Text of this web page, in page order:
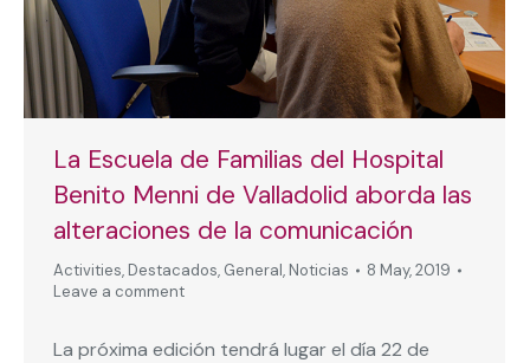
La Escuela de Familias del Hospital
Benito Menni de Valladolid aborda las
alteraciones de la comunicación
Activities, Destacados, General, Noticias
8 May, 2019
Leave a comment
La próxima edición tendrá lugar el día 22 de